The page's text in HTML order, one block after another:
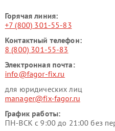
Горячая линия:
+7 (800) 301-55-83
Контактный телефон:
8 (800) 301-55-83
Электронная почта:
info@fagor-fix.ru
для юридических лиц
manager@fix-fagor.ru
График работы:
ПН-ВСК с 9:00 до 21:00 без